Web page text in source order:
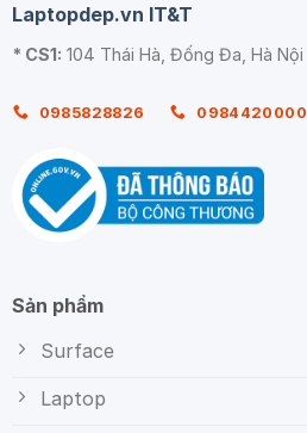
Laptopdep.vn IT&T
* CS1: 104 Thái Hà, Đống Đa, Hà Nội
0985828826 0984420000
Sản phẩm
Surface
Laptop